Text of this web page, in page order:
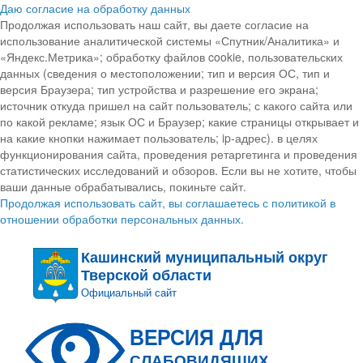
Даю согласие на обработку данных
Продолжая использовать наш сайт, вы даете согласие на
использование аналитической системы «Спутник/Аналитика» и
«Яндекс.Метрика»; обработку файлов cookie, пользовательских
данных (сведения о местоположении; тип и версия ОС, тип и
версия Браузера; тип устройства и разрешение его экрана;
источник откуда пришел на сайт пользователь; с какого сайта или
по какой рекламе; язык ОС и Браузер; какие страницы открывает и
на какие кнопки нажимает пользователь; ip-адрес). в целях
функционирования сайта, проведения ретаргетинга и проведения
статистических исследований и обзоров. Если вы не хотите, чтобы
ваши данные обрабатывались, покиньте сайт.
Продолжая использовать сайт, вы соглашаетесь с политикой в
отношении обработки персональных данных.